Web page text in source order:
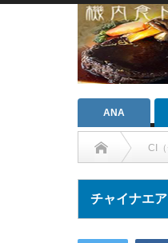
ANA
CI
チャイナエ